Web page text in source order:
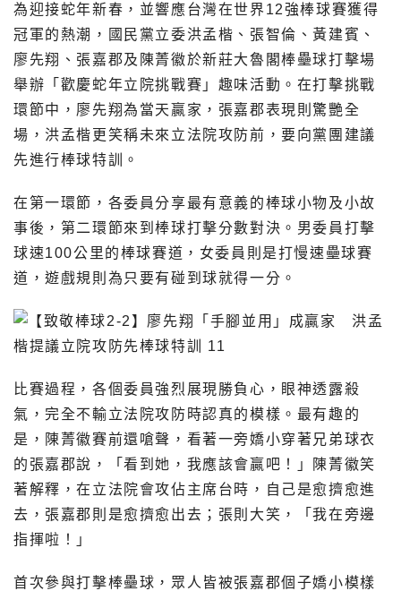
為迎接蛇年新春，並響應台灣在世界12強棒球賽獲得
冠軍的熱潮，國民黨立委洪孟楷、張智倫、黃建賓、
廖先翔、張嘉郡及陳菁徽於新莊大魯閣棒壘球打擊場
舉辦「歡慶蛇年立院挑戰賽」趣味活動。在打擊挑戰
環節中，廖先翔為當天贏家，張嘉郡表現則驚艷全
場，洪孟楷更笑稱未來立法院攻防前，要向黨團建議
先進行棒球特訓。
在第一環節，各委員分享最有意義的棒球小物及小故
事後，第二環節來到棒球打擊分數對決。男委員打擊
球速100公里的棒球賽道，女委員則是打慢速壘球賽
道，遊戲規則為只要有碰到球就得一分。
比賽過程，各個委員強烈展現勝負心，眼神透露殺
氣，完全不輸立法院攻防時認真的模樣。最有趣的
是，陳菁徽賽前還嗆聲，看著一旁嬌小穿著兄弟球衣
的張嘉郡說，「看到她，我應該會贏吧！」陳菁徽笑
著解釋，在立法院會攻佔主席台時，自己是愈擠愈進
去，張嘉郡則是愈擠愈出去；張則大笑，「我在旁邊
指揮啦！」
首次參與打擊棒壘球，眾人皆被張嘉郡個子嬌小模樣